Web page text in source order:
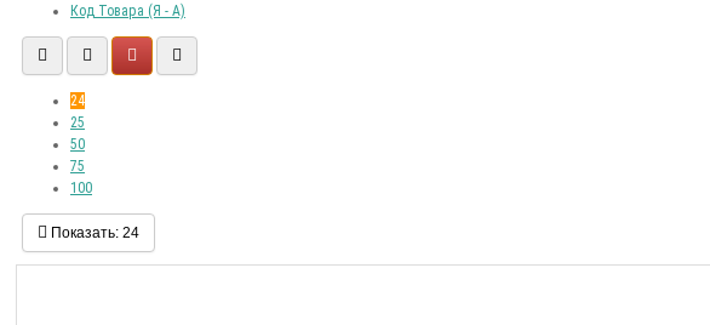
Код Товара (Я - А)
24
25
50
75
100
Показать: 24